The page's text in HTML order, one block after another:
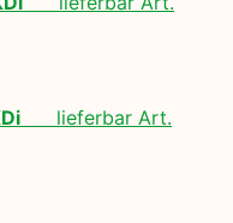
lieferbar Art.